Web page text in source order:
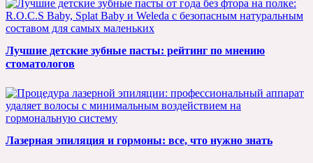
Лучшие детские зубные пасты: рейтинг по мнению
стоматологов
Лазерная эпиляция и гормоны: все, что нужно знать